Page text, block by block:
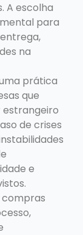
A escolha
para
na
prática
que
de crises
e
compras